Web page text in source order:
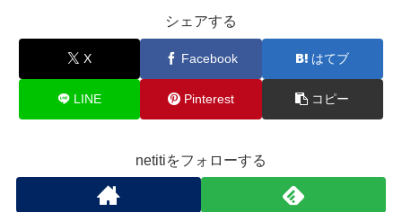
シェアする
X Facebook はてブ
LINE Pinterest コピー
netitiをフォローする